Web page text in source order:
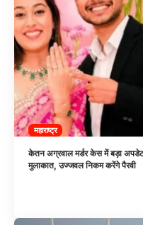
महाराष्ट्र
केतन अग्रवाल मर्डर केस में बड़ा
मुलाकात, उज्जवल निकम करेंगे पैरवी